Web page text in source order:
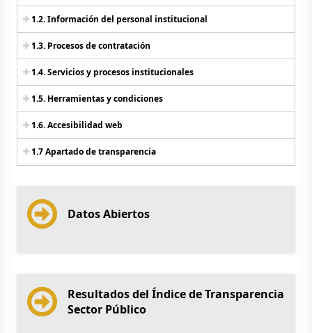
1.2. Información del personal institucional
1.3. Procesos de contratación
1.4. Servicios y procesos institucionales
1.5. Herramientas y condiciones
1.6. Accesibilidad web
1.7 Apartado de transparencia
Datos Abiertos
Resultados del Índice de Transparencia
Sector Público